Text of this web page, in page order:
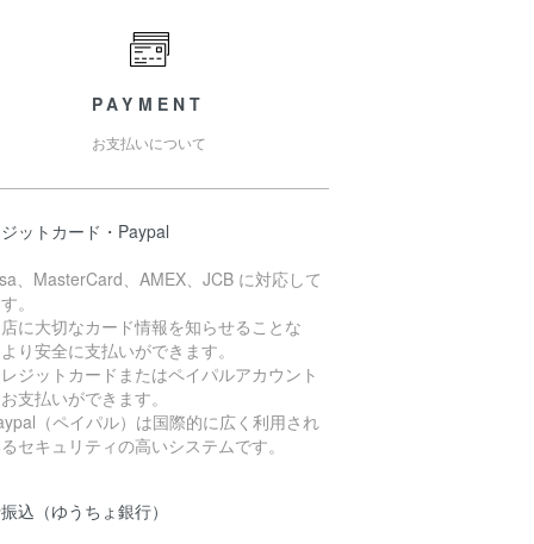
PAYMENT
お支払いについて
ットカード・Paypal
、MasterCard、AMEX、JCB に対応して
。
に大切なカード情報を知らせることな
り安全に支払いができます。
ジットカードまたはペイパルアカウント
支払いができます。
（ペイパル）は国際的に広く利用され
セキュリティの高いシステムです。
込（ゆうちょ銀行）